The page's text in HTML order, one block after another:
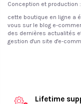
Conception et production :
cette boutique en ligne a
vous sur le blog e-
des dernières actualités
gestion d'un site d'e-
Lifetime